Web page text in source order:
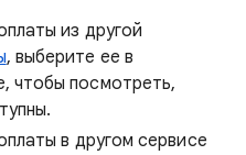
из другой
, выберите ее в
чтобы посмотреть,
в другом сервисе